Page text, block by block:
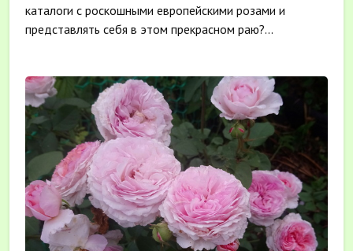
каталоги с роскошными европейскими розами и
представлять себя в этом прекрасном раю?...